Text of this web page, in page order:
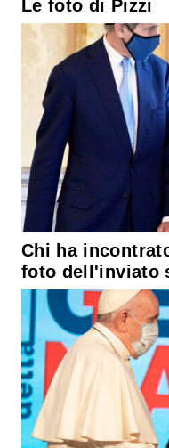
Le foto di Pizzi
Chi ha
foto dell'inviato